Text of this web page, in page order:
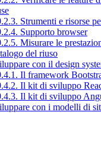
Strumenti e risorse
Supporto browser
Misurare le
del riuso
con il design
Il framework
Il kit di sviluppo
Il kit di sviluppo
con i modelli di